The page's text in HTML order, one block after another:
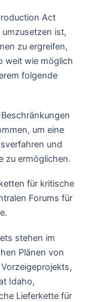
Act
ist,
zu ergreifen,
weit wie möglich
folgende
um eine
und
zu ermöglichen.
für kritische
Forums für
stehen im
Plänen von
Idaho,
Lieferkette für